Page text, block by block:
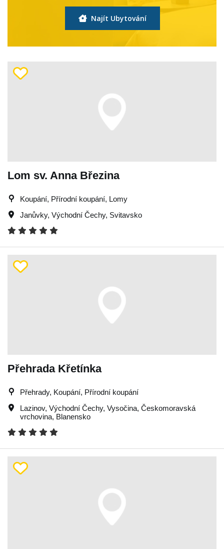
Najít Ubytování
Lom sv. Anna Březina
Koupání, Přírodní koupání, Lomy
Janůvky, Východní Čechy, Svitavsko
Přehrada Křetínka
Přehrady, Koupání, Přírodní koupání
Lazinov, Východní Čechy, Vysočina, Českomoravská
vrchovina, Blanensko